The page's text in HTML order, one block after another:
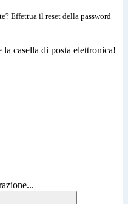
Effettua il reset della password
casella di posta elettronica!